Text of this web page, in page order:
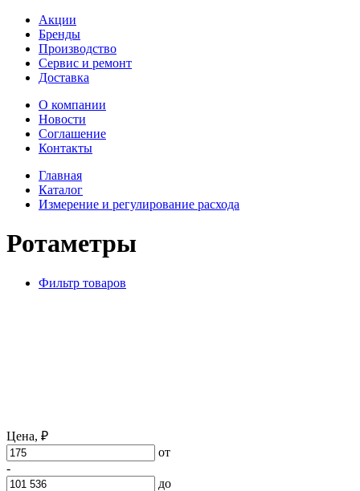
Акции
Бренды
Производство
Сервис и ремонт
Доставка
О компании
Новости
Соглашение
Контакты
Главная
Каталог
Измерение и регулирование расхода
Ротаметры
Фильтр товаров
Цена, ₽
от
-
до